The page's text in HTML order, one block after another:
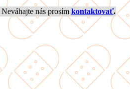
Neváhajte nás prosím kontaktovať.